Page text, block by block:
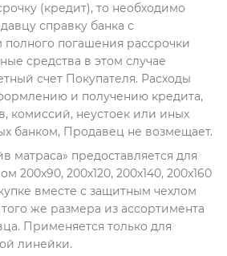
(кредит), то необходимо
справку банка с
погашения рассрочки
средства в этом случае
счет Покупателя. Расходы
и получению кредита,
комиссий, неустоек или иных
банком, Продавец не возмещает.
матраса» предоставляется для
200х90, 200х120, 200х140, 200х160
вместе с защитным чехлом
же размера из ассортимента
Применяется только для
линейки.